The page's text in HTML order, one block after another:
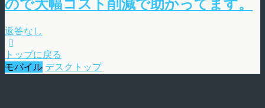
返答なし
トップに戻る
モバイル デスクトップ